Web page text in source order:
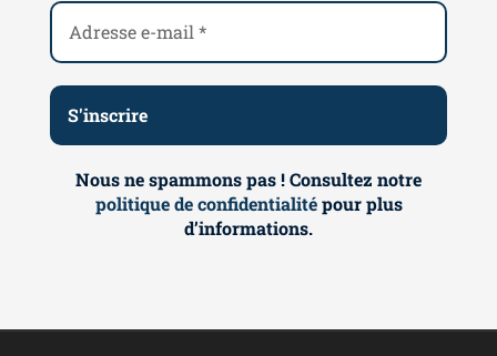
Nous ne spammons pas ! Consultez notre
politique de confidentialitépour plus
d’informations.